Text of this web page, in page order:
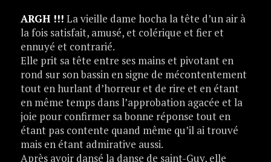
ARGH !!! La vieille dame hocha la tête d’un air à
la fois satisfait, amusé, et colérique et fier et
ennuyé et contrarié.
Elle prit sa tête entre ses mains et pivotant en
rond sur son bassin en signe de mécontentement
tout en hurlant d’horreur et de rire et en étant
en même temps dans l’approbation agacée et la
joie pour confirmer sa bonne réponse tout en
étant pas contente quand même qu’il ai trouvé
mais en étant admirative aussi.
Après avoir dansé la danse de saint-Guy, elle